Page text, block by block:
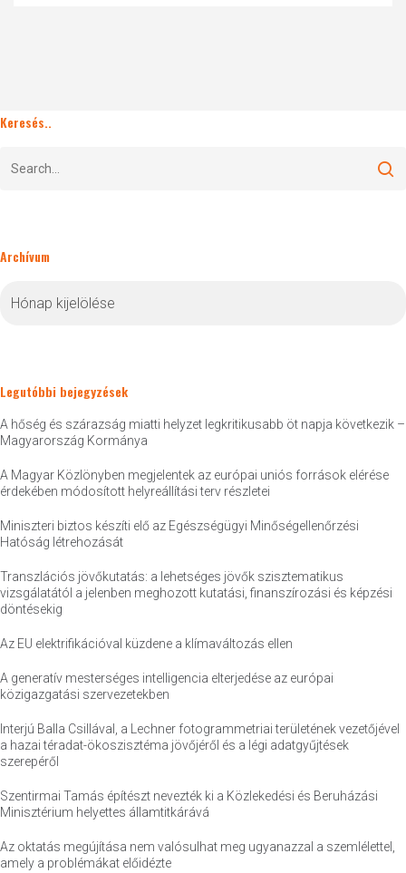
Keresés..
Archívum
Legutóbbi bejegyzések
A hőség és szárazság miatti helyzet legkritikusabb öt napja következik –
Magyarország Kormánya
A Magyar Közlönyben megjelentek az európai uniós források elérése
érdekében módosított helyreállítási terv részletei
Miniszteri biztos készíti elő az Egészségügyi Minőségellenőrzési
Hatóság létrehozását
Transzlációs jövőkutatás: a lehetséges jövők szisztematikus
vizsgálatától a jelenben meghozott kutatási, finanszírozási és képzési
döntésekig
Az EU elektrifikációval küzdene a klímaváltozás ellen
A generatív mesterséges intelligencia elterjedése az európai
közigazgatási szervezetekben
Interjú Balla Csillával, a Lechner fotogrammetriai területének vezetőjével
a hazai téradat-ökoszisztéma jövőjéről és a légi adatgyűjtések
szerepéről
Szentirmai Tamás építészt nevezték ki a Közlekedési és Beruházási
Minisztérium helyettes államtitkárává
Az oktatás megújítása nem valósulhat meg ugyanazzal a szemlélettel,
amely a problémákat előidézte